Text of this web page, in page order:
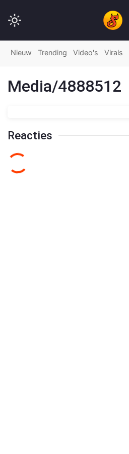
Nieuw Trending Video's Virals
Media/4888512
Reacties